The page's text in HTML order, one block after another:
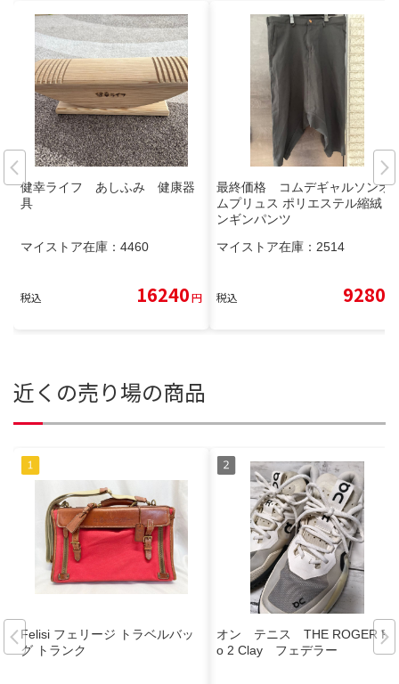
健幸ライフ あしふみ 健康器
具
マイストア在庫： 4460
税込 16240円
最終価格 コムデギャルソンオ
ムプリュス ポリエステル縮絨 ペ
ンギンパンツ
マイストア在庫： 2514
税込 9280
近くの売り場の商品
Felisi フェリージ トラベルバッ
グ トランク
オン テニス THE ROGER Pr
o 2 Clay フェデラー